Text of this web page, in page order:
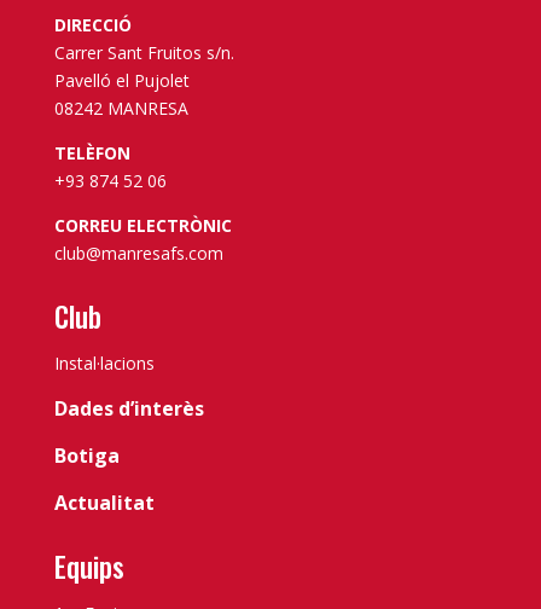
DIRECCIÓ
Carrer Sant Fruitos s/n.
Pavelló el Pujolet
08242 MANRESA
TELÈFON
+93 874 52 06
CORREU ELECTRÒNIC
club@manresafs.com
Club
Instal·lacions
Dades d’interès
Botiga
Actualitat
Equips